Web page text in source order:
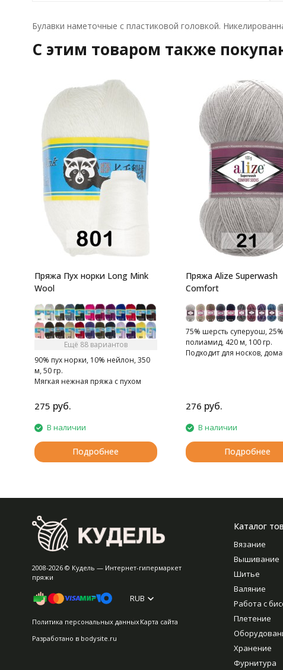
Булавки наметочные с пластиковой головкой.
C этим товаром также
Пряжа Пух норки Long Mink
Wool
Ещё 88 вариантов
90% пух норки, 10% нейлон, 350
м, 50 гр.
Мягкая нежная пряжа с пухом
275 руб.
В наличии
Подробнее
Пряжа Alize Superwash
Comfort
75% шерсть суперуош, 25%
полиамид, 420 м, 100 гр.
Подходит для носков,
276 руб.
В наличии
Подробнее
2008-2026 © Кудель — Интернет-гипермаркет
пряжи
RUB
Политика персональных данныхКарта сайта
Разработано в bodysite.ru
Каталог
Вязание
Вышивание
Шитье
Валяние
Работа с
Плетение
Хранение
Фурнитура